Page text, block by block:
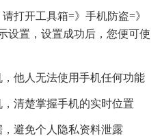
打开工具箱=》手机防盗=》
设置，设置成功后，您便可使
他人无法使用手机任何功能
清楚掌握手机的实时位置
避免个人隐私资料泄露